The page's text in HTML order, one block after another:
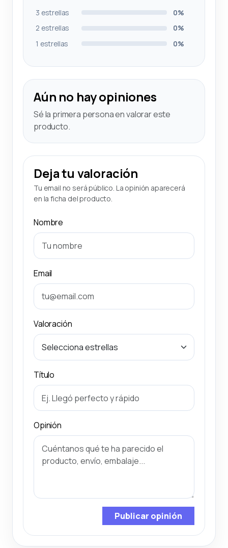
3 estrellas
0%
2 estrellas
0%
1 estrellas
0%
Aún no hay opiniones
Sé la primera persona en valorar este
producto.
Deja tu valoración
Tu email no será público. La opinión aparecerá
en la ficha del producto.
Nombre
Email
Valoración
Título
Opinión
Publicar opinión